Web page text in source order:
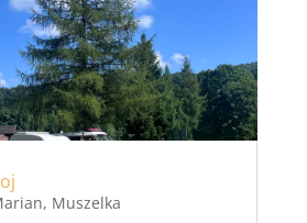
, Muszelka